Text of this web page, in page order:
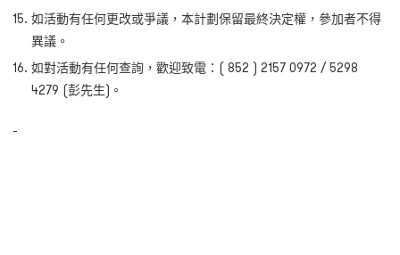
如活動有任何更改或爭議，本計劃保留最終決定權，參加者不得
異議。
如對活動有任何查詢，歡迎致電：( 852 ) 2157 0972 / 5298
4279 (彭先生)。